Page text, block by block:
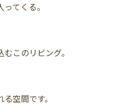
てくる。
このリビング。
空間です。